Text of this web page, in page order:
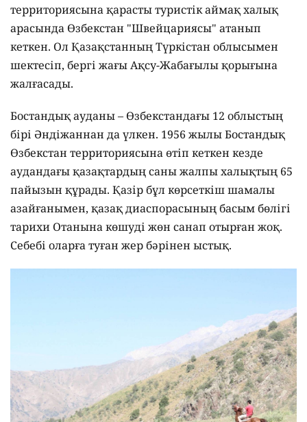
территориясына қарасты туристік аймақ халық
арасында Өзбекстан "Швейцариясы" атанып
кеткен. Ол Қазақстанның Түркістан облысымен
шектесіп, бергі жағы Ақсу-Жабағылы қорығына
жалғасады.
Бостандық ауданы – Өзбекстандағы 12 облыстың
бірі Әндіжаннан да үлкен. 1956 жылы Бостандық
Өзбекстан территориясына өтіп кеткен кезде
аудандағы қазақтардың саны жалпы халықтың 65
пайызын құрады. Қазір бұл көрсеткіш шамалы
азайғанымен, қазақ диаспорасының басым бөлігі
тарихи Отанына көшуді жөн санап отырған жоқ.
Себебі оларға туған жер бәрінен ыстық.